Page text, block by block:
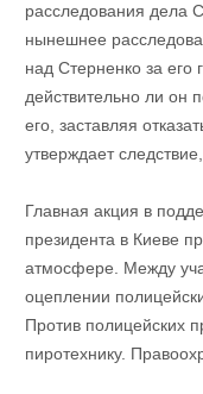
расследования дела
нынешнее
над Стерненко за
действительно ли он
его, заставляя
утверждает
Главная акция в
президента в Киеве
атмосфере. Между
оцеплении
Против полицейских
пиротехнику.